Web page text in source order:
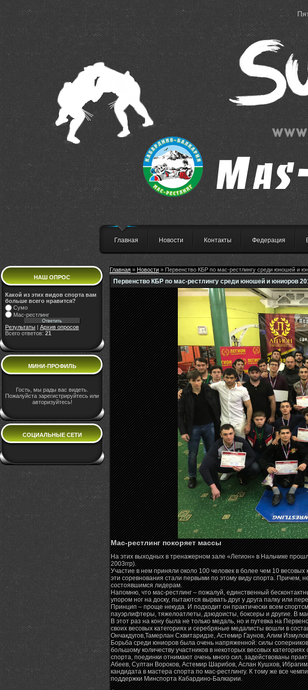
Главная Новости Контакты Федерация
НАШ ОПРОС
Какой из этих видов спорта вам
больше всего нравится?
Сумо
Мас-рестлинг
Результаты
Архив опросов
Всего ответов: 21
МИНИ-ПРОФИЛЬ
Гость, мы рады вас видеть.
Пожалуйста зарегистрируйтесь или
авторизуйтесь!
СОЦИАЛЬНЫЕ СЕТИ
Главная » Новости » Первенство КБР по мас-рестлингу среди юношей и
Первенство КБР по мас-рестлингу среди юношей и юниоров
Мас-рестлинг покоряет массы
На этих выходных в тренажерном зале «Легион» в Нальчике
2003ггр).
Участие в нем приняли около 100 человек в более чем 10
эти соревнования стали первыми по этому виду спорта. Причем,
состоявшимся лидерам.
Напомню, что мас-рестлинг – пожалуй, единственный
упором ног на доску, пытаются вырвать друг у друга палку или
Принцип – проще некуда. И подходит он практически всем
пауэрлифтеры, тяжелоатлеты, дзюдоисты, боксеры и другие. В
В этот раз на кону была не только медаль, но и путевка на
своих весовых категориях и серебряные медалисты вошли в
Ончакдугов,Тамерлан Схвитаридзе, Астемир Гаунов, Алим
Борьба среди юниоров была очень напряженной: силы
большому количеству участников в некоторых весовых
спорта, поединки отнимают очень много сил, задействованы
Абеев, Султан Вороков, Астемир Шарибов, Аслан Кушхов,
кандидата в мастера спорта по мас-рестлингу. К тому же все
поддержки Минспорта Кабардино-Балкарии.